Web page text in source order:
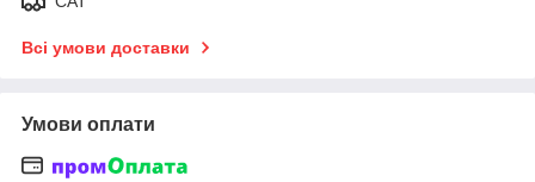
Всі умови доставки
Умови оплати